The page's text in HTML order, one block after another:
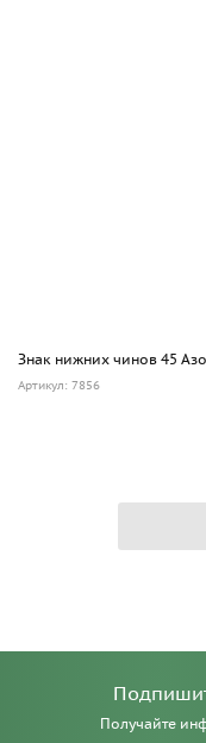
Знак нижних чинов 45
Артикул: 7856
Получайте